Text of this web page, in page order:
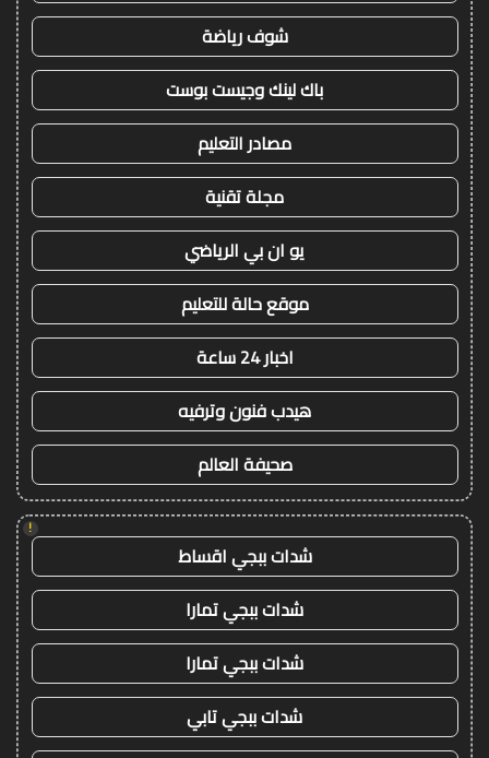
شوف رياضة
باك لينك وجيست بوست
مصادر التعليم
مجلة تقنية
يو ان بي الرياضي
موقع حالة للتعليم
اخبار 24 ساعة
هيدب فنون وترفيه
صحيفة العالم
!
شدات ببجي اقساط
شدات ببجي تمارا
شدات ببجي تمارا
شدات ببجي تابي